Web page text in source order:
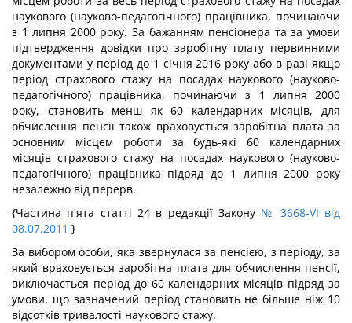
наукового (науково-педагогічного) працівника, починаючи
з 1 липня 2000 року. За бажанням пенсіонера та за умови
підтвердження довідки про заробітну плату первинними
документами у період до 1 січня 2016 року або в разі якщо
період страхового стажу на посадах наукового (науково-
педагогічного) працівника, починаючи з 1 липня 2000
року, становить менш як 60 календарних місяців, для
обчислення пенсії також враховується заробітна плата за
основним місцем роботи за будь-які 60 календарних
місяців страхового стажу на посадах наукового (науково-
педагогічного) працівника підряд до 1 липня 2000 року
незалежно від перерв.
{Частина п'ята статті 24 в редакції Закону № 3668-VI від
08.07.2011 }
За вибором особи, яка звернулася за пенсією, з періоду, за
який враховується заробітна плата для обчислення пенсії,
виключається період до 60 календарних місяців підряд за
умови, що зазначений період становить не більше ніж 10
відсотків тривалості наукового стажу.